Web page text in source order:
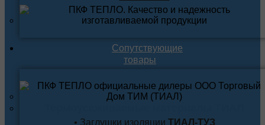
Сопутствующие
товары
• Заглушки изоляции ТИАЛ-ТУЗ